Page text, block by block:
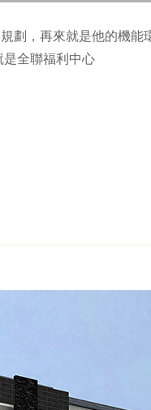
劃，再來就是他的機
是全聯福利中心